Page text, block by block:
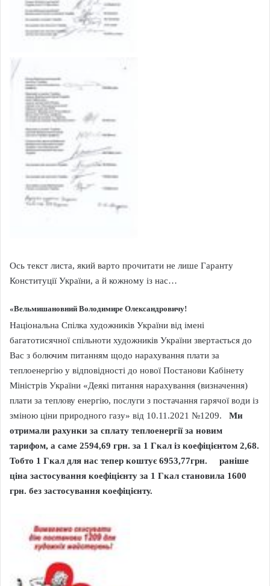
Ось текст листа, який варто прочитати не лише Гаранту
Конституції України, а й кожному із нас…
«Вельмишановний Володимире Олександровичу!
Національна Спілка художників України від імені
багатотисячної спільноти художників України звертається до
Вас з болючим питанням щодо нарахування плати за
теплоенергію у відповідності до нової Постанови Кабінету
Міністрів України «Деякі питання нарахування (визначення)
плати за теплову енергію, послуги з постачання гарячої води із
зміною ціни природного газу» від 10.11.2021 №1209. Ми
отримали рахунки за сплату теплоенергії за новим
тарифом, а саме 2594,69 грн. за 1 Гкал із коефіцієнтом 2,68.
Тобто 1 Гкал для нас тепер коштує 6953,77грн. раніше
ціна застосування коефіцієнту за 1 Гкал становила 1600
грн. без застосування коефіцієнту.